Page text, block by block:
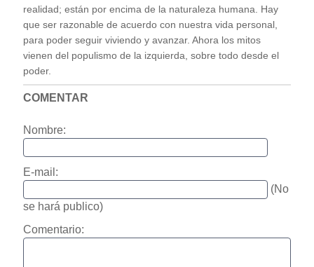
realidad; están por encima de la naturaleza humana. Hay
que ser razonable de acuerdo con nuestra vida personal,
para poder seguir viviendo y avanzar. Ahora los mitos
vienen del populismo de la izquierda, sobre todo desde el
poder.
COMENTAR
Nombre:
E-mail:
(No
se hará publico)
Comentario: